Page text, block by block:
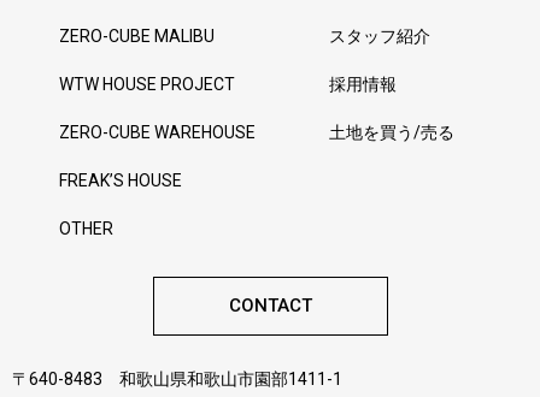
ZERO-CUBE MALIBU
WTW HOUSE PROJECT
ZERO-CUBE WAREHOUSE
FREAK’S HOUSE
OTHER
スタッフ紹介
採用情報
土地を買う/売る
CONTACT
〒640-8483 和歌山県和歌山市園部1411-1